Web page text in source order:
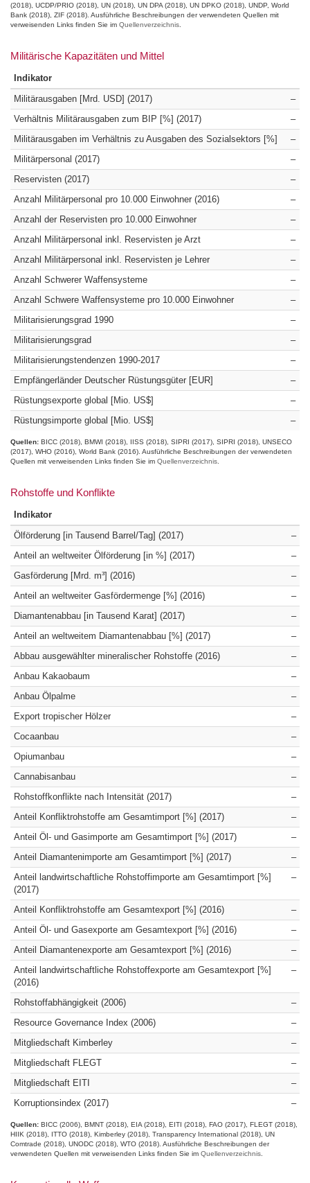
(2018) UCDP/PRIO (2018) UN (2018) UN DPA (2018) UN DPKO (2018) UNDP World
Bank (2018) ZIF (2018) Ausführliche Beschreibungen der verwendeten Quellen mit
verweisenden Links finden Sie im Quellenverzeichnis
Militärische Kapazitäten und Mittel
Indikator
Militärausgaben [Mrd. USD] (2017)
–
Verhältnis Militärausgaben zum BIP [%] (2017)
–
Militärausgaben im Verhältnis zu Ausgaben des Sozialsektors [%]
–
Militärpersonal (2017)
–
Reservisten (2017)
–
Anzahl Militärpersonal pro 10.000 Einwohner (2016)
–
Anzahl der Reservisten pro 10.000 Einwohner
–
Anzahl Militärpersonal inkl. Reservisten je Arzt
–
Anzahl Militärpersonal inkl. Reservisten je Lehrer
–
Anzahl Schwerer Waffensysteme
–
Anzahl Schwere Waffensysteme pro 10.000 Einwohner
–
Militarisierungsgrad 1990
–
Militarisierungsgrad
–
Militarisierungstendenzen 1990-2017
–
Empfängerländer Deutscher Rüstungsgüter [EUR]
–
Rüstungsexporte global [Mio. US$]
–
Rüstungsimporte global [Mio. US$]
–
Quellen: BICC (2018) BMWI (2018) IISS (2018) SIPRI (2017) SIPRI (2018) UNSECO
(2017) WHO (2016) World Bank (2016) Ausführliche Beschreibungen der verwendeten
Quellen mit verweisenden Links finden Sie im Quellenverzeichnis
Rohstoffe und Konflikte
Indikator
Ölförderung [in Tausend Barrel/Tag] (2017)
–
Anteil an weltweiter Ölförderung [in %] (2017)
–
Gasförderung [Mrd. m³] (2016)
–
Anteil an weltweiter Gasfördermenge [%] (2016)
–
Diamantenabbau [in Tausend Karat] (2017)
–
Anteil an weltweitem Diamantenabbau [%] (2017)
–
Abbau ausgewählter mineralischer Rohstoffe (2016)
–
Anbau Kakaobaum
–
Anbau Ölpalme
–
Export tropischer Hölzer
–
Cocaanbau
–
Opiumanbau
–
Cannabisanbau
–
Rohstoffkonflikte nach Intensität (2017)
–
Anteil Konfliktrohstoffe am Gesamtimport [%] (2017)
–
Anteil Öl- und Gasimporte am Gesamtimport [%] (2017)
–
Anteil Diamantenimporte am Gesamtimport [%] (2017)
–
Anteil landwirtschaftliche Rohstoffimporte am Gesamtimport [%]
(2017)
–
Anteil Konfliktrohstoffe am Gesamtexport [%] (2016)
–
Anteil Öl- und Gasexporte am Gesamtexport [%] (2016)
–
Anteil Diamantenexporte am Gesamtexport [%] (2016)
–
Anteil landwirtschaftliche Rohstoffexporte am Gesamtexport [%]
(2016)
–
Rohstoffabhängigkeit (2006)
–
Resource Governance Index (2006)
–
Mitgliedschaft Kimberley
–
Mitgliedschaft FLEGT
–
Mitgliedschaft EITI
–
Korruptionsindex (2017)
–
Quellen: BICC (2006) BMNT (2018) EIA (2018) EITI (2018) FAO (2017) FLEGT (2018)
HIIK (2018)
ITTO (2018) Kimberley (2018) Transparency International (2018) UN
Comtrade (2018) UNODC (2018) WTO (2018) Ausführliche Beschreibungen der
verwendeten Quellen mit verweisenden Links finden Sie im Quellenverzeichnis